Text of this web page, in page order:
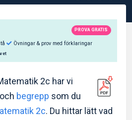
dig:
2c har vi
och begrepp som du
2c. Du hittar lätt vad